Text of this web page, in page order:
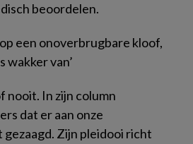
beoordelen.
een onoverbrugbare kloof,
wakker van’
nooit. In zijn column
dat er aan onze
Zijn pleidooi richt